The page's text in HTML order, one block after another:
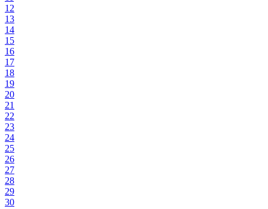
12
13
14
15
16
17
18
19
20
21
22
23
24
25
26
27
28
29
30